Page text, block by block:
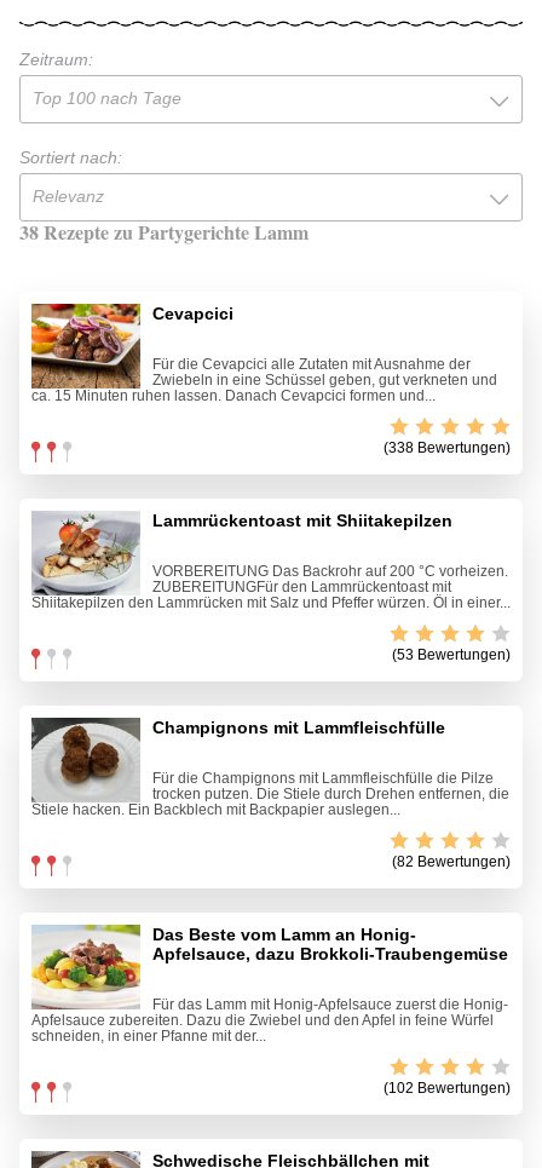
Zeitraum:
Top 100 nach Tage
Sortiert nach:
Relevanz
38 Rezepte zu Partygerichte Lamm
Cevapcici
Für die Cevapcici alle Zutaten mit Ausnahme der
Zwiebeln in eine Schüssel geben, gut verkneten und
ca. 15 Minuten ruhen lassen. Danach Cevapcici formen und...
(338 Bewertungen)
Lammrückentoast mit Shiitakepilzen
VORBEREITUNG Das Backrohr auf 200 °C vorheizen.
ZUBEREITUNGFür den Lammrückentoast mit
Shiitakepilzen den Lammrücken mit Salz und Pfeffer würzen. Öl in einer...
(53 Bewertungen)
Champignons mit Lammfleischfülle
Für die Champignons mit Lammfleischfülle die Pilze
trocken putzen. Die Stiele durch Drehen entfernen, die
Stiele hacken. Ein Backblech mit Backpapier auslegen...
(82 Bewertungen)
Das Beste vom Lamm an Honig-
Apfelsauce, dazu Brokkoli-Traubengemüse
Für das Lamm mit Honig-Apfelsauce zuerst die Honig-
Apfelsauce zubereiten. Dazu die Zwiebel und den Apfel in feine Würfel
schneiden, in einer Pfanne mit der...
(102 Bewertungen)
Schwedische Fleischbällchen mit